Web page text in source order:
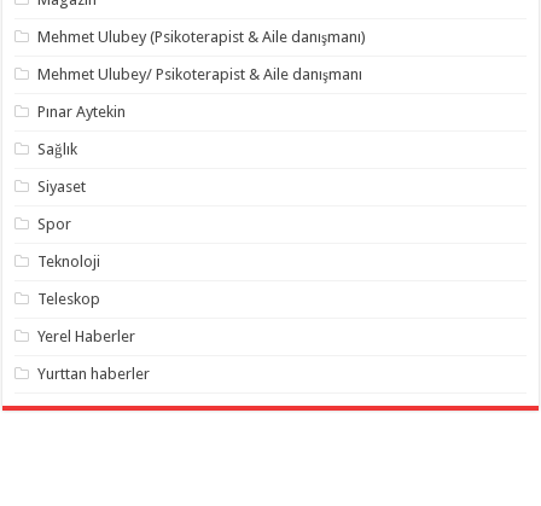
Mehmet Ulubey (Psikoterapist & Aile danışmanı)
Mehmet Ulubey/ Psikoterapist & Aile danışmanı
Pınar Aytekin
Sağlık
Siyaset
Spor
Teknoloji
Teleskop
Yerel Haberler
Yurttan haberler